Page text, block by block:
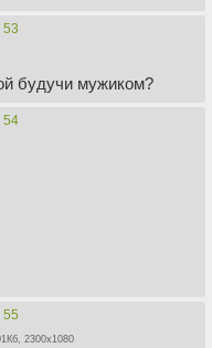
53
будучи мужиком?
54
55
2300x1080